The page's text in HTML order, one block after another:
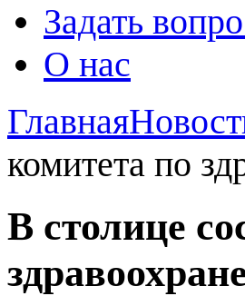
Задать
О нас
Главная
комитета по
В столице